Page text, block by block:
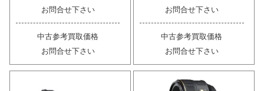
お問合せ下さい
中古参考買取価格
お問合せ下さい
お問合せ下さい
中古参考買取価格
お問合せ下さい